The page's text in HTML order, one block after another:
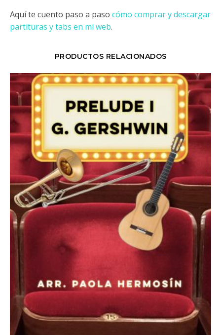
Aquí te cuento paso a paso cómo comprar y descargar
partituras y tabs en mi web.
PRODUCTOS RELACIONADOS